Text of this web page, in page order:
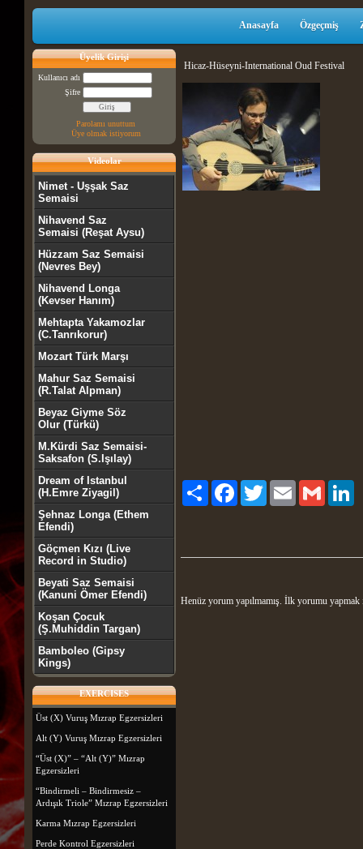
Anasayfa Özgeçmiş
Üyelik Girişi
Kullanıcı adı
Şifre
Parolamı unuttum
Üye olmak istiyorum
Videolar
Nimet - Uşşak Saz
Semaisi
Nihavend Saz
Semaisi (Reşat Aysu)
Hüzzam Saz Semaisi
(Nevres Bey)
Nihavend Longa
(Kevser Hanım)
Mehtapta Yakamozlar
(C.Tanrıkorur)
Mozart Türk Marşı
Mahur Saz Semaisi
(R.Talat Alpman)
Beyaz Giyme Söz
Olur (Türkü)
M.Kürdi Saz Semaisi-
Saksafon (S.Işılay)
Dream of Istanbul
(H.Emre Ziyagil)
Şehnaz Longa (Ethem
Efendi)
Göçmen Kızı (Live
Record in Studio)
Beyati Saz Semaisi
(Kanuni Ömer Efendi)
Koşan Çocuk
(Ş.Muhiddin Targan)
Bamboleo (Gipsy
Kings)
EXERCISES
Üst (X) Vuruş Mızrap Egzersizleri
Alt (Y) Vuruş Mızrap Egzersizleri
“Üst (X)” – “Alt (Y)” Mızrap
Egzersizleri
“Bindirmeli – Bindirmesiz –
Ardışık Triole” Mızrap Egzersizleri
Karma Mızrap Egzersizleri
Perde Kontrol Egzersizleri
Hicaz-Hüseyni-International Oud Festival
Paylaş FacebookTwitter Email Gmail
Henüz yorum yapılmamış. İlk yorumu